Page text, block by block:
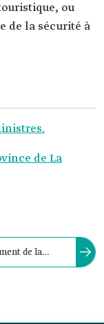
ou
de la sécurité à
de La
de la